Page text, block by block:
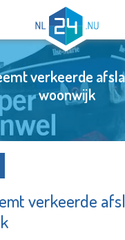
verkeerde
woonwijk
verkeerde